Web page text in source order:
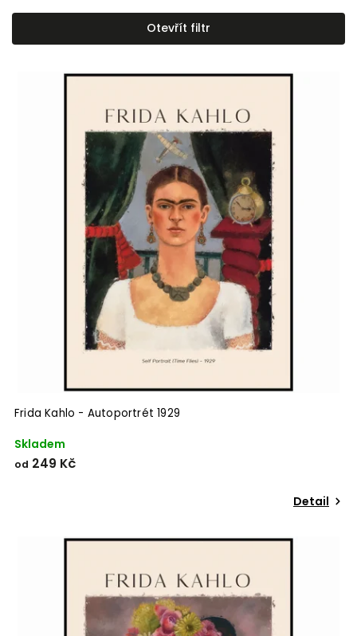
Nejlevnější
Nejdražší
Otevřít filtr
Frida Kahlo - Autoportrét 1929
Skladem
od 249 Kč
Detail